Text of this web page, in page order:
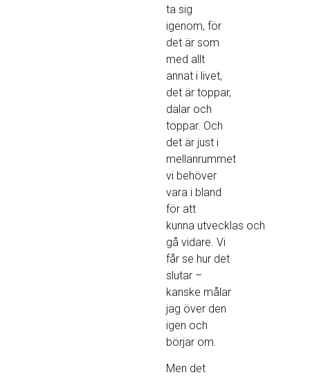
ta sig
igenom, för
det är som
med allt
annat i livet,
det är toppar,
dalar och
toppar. Och
det är just i
mellanrummet
vi behöver
vara i bland
för att
kunna utvecklas och
gå vidare. Vi
får se hur det
slutar –
kanske målar
jag över den
igen och
börjar om.
Men det